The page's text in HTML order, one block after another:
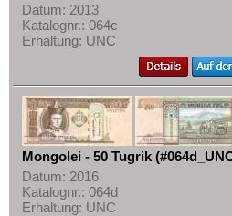
Datum: 2013
Katalognr.: 064c
Erhaltung: UNC
Mongolei - 50 Tugrik
Datum: 2016
Katalognr.: 064d
Erhaltung: UNC